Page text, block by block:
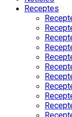
Receptes